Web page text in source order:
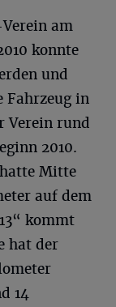
am
konnte
und
Fahrzeug in
Verein rund
2010.
Mitte
auf dem
kommt
hat der
14